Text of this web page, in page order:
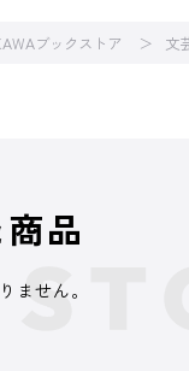
ブックストア 文
品
ません。